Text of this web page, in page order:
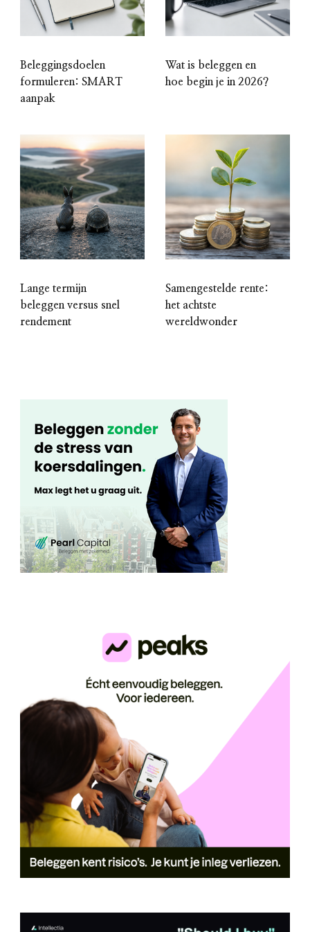
Beleggingsdoelen
formuleren: SMART
aanpak
Wat is beleggen en
hoe begin je in 2026?
Lange termijn
beleggen versus snel
rendement
Samengestelde rente:
het achtste
wereldwonder